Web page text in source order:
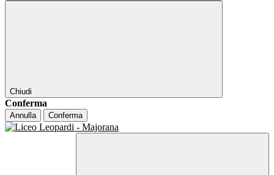
Chiudi
Conferma
Annulla Conferma